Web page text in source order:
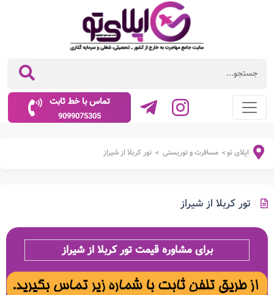
تماس با خط ثابت
9099075305
اپلای تو> مسافرت و توریستی > تور کربلا از شیراز
تور کربلا از شیراز
برای مشاوره قیمت تور کربلا از شیراز